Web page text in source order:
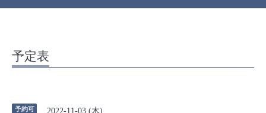
予定表
予約可 2022-11-03 (木)